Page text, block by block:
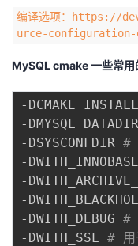
编译选项：https://
urce-configuration-
MySQL cmake 一些常用
-
-
-DSYSCONFDIR #
-
-
-
-DWITH_DEBUG #
-DWITH_SSL # 用